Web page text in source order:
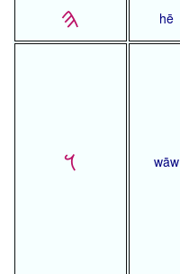
𐤄
hē
𐤅 wāw